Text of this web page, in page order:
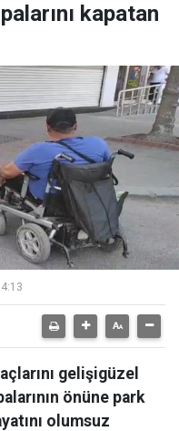
kapatan
gelişigüzel
önüne park
olumsuz